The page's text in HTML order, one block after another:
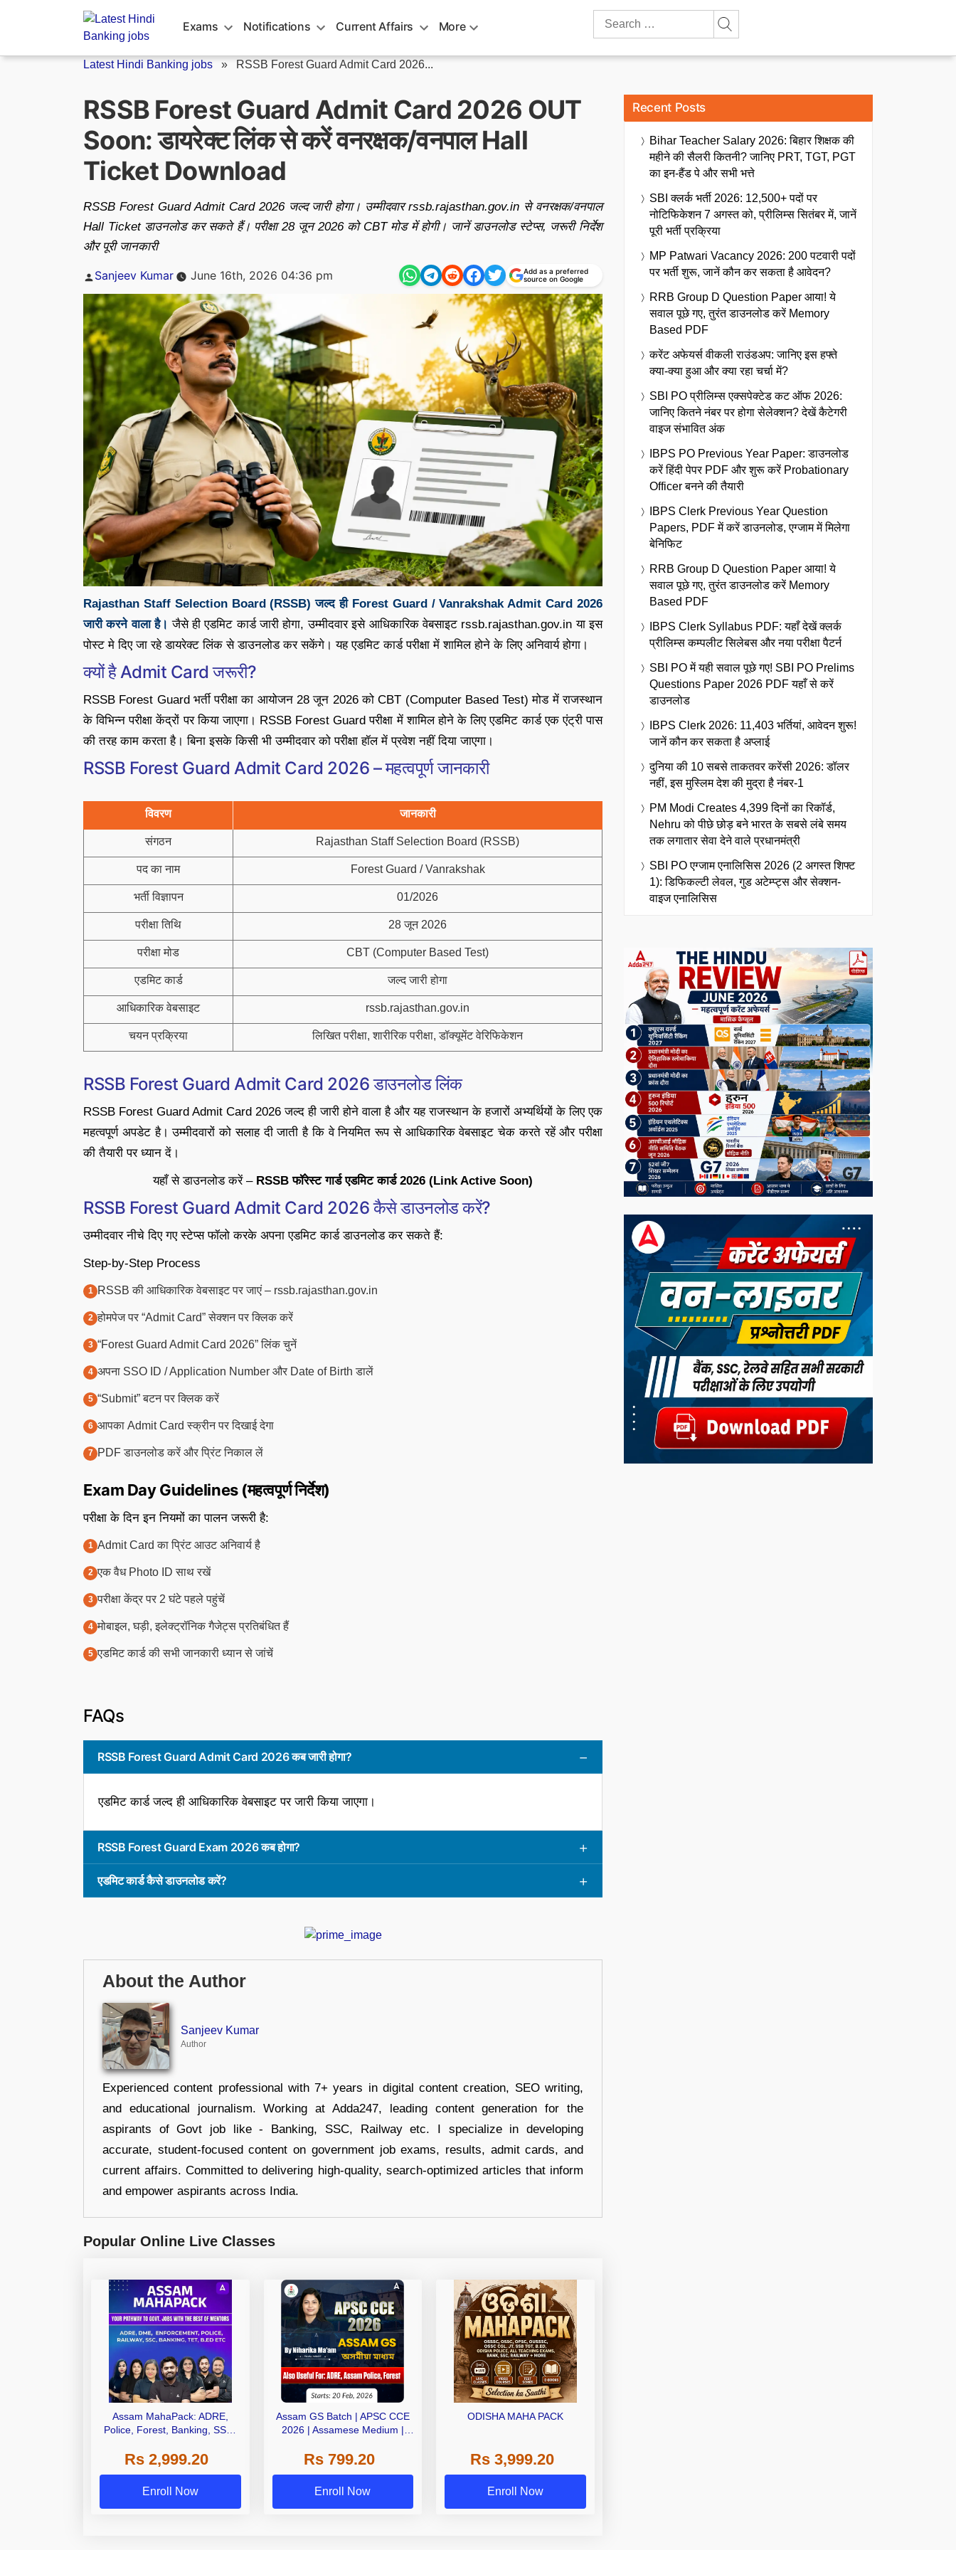
Exams Notifications Current Affairs More
Search
Latest Hindi Banking jobs » RSSB Forest Guard Admit Card 2026...
RSSB Forest Guard Admit Card 2026 OUT
Soon: डायरेक्ट लिंक से करें वनरक्षक/वनपाल Hall
Ticket Download
RSSB Forest Guard Admit Card 2026 जल्द जारी होगा। उम्मीदवार rssb.rajasthan.gov.in से वनरक्षक/वनपाल
Hall Ticket डाउनलोड कर सकते हैं। परीक्षा 28 जून 2026 को CBT मोड में होगी। जानें डाउनलोड स्टेप्स, जरूरी निर्देश
और पूरी जानकारी
Posted
Sanjeev Kumar June 16th, 2026 04:36 pm
Add as a preferred
source on Google
Rajasthan Staff Selection Board (RSSB) जल्द ही Forest Guard / Vanrakshak Admit Card 2026
जारी करने वाला है।जैसे ही एडमिट कार्ड जारी होगा, उम्मीदवार इसे आधिकारिक वेबसाइट rssb.rajasthan.gov.in या इस
पोस्ट मे दिए जा रहे डायरेक्ट लिंक से डाउनलोड कर सकेंगे। यह एडमिट कार्ड परीक्षा में शामिल होने के लिए अनिवार्य होगा।
क्यों है Admit Card जरूरी?
RSSB Forest Guard भर्ती परीक्षा का आयोजन 28 जून 2026 को CBT (Computer Based Test) मोड में राजस्थान
के विभिन्न परीक्षा केंद्रों पर किया जाएगा। RSSB Forest Guard परीक्षा में शामिल होने के लिए एडमिट कार्ड एक एंट्री पास
की तरह काम करता है। बिना इसके किसी भी उम्मीदवार को परीक्षा हॉल में प्रवेश नहीं दिया जाएगा।
RSSB Forest Guard Admit Card 2026 – महत्वपूर्ण जानकारी
विवरण जानकारी
संगठन Rajasthan Staff Selection Board (RSSB)
पद का नाम Forest Guard / Vanrakshak
भर्ती विज्ञापन 01/2026
परीक्षा तिथि 28 जून 2026
परीक्षा मोड CBT (Computer Based Test)
एडमिट कार्ड जल्द जारी होगा
आधिकारिक वेबसाइट rssb.rajasthan.gov.in
चयन प्रक्रिया लिखित परीक्षा, शारीरिक परीक्षा, डॉक्यूमेंट वेरिफिकेशन
RSSB Forest Guard Admit Card 2026 डाउनलोड लिंक
RSSB Forest Guard Admit Card 2026 जल्द ही जारी होने वाला है और यह राजस्थान के हजारों अभ्यर्थियों के लिए एक
महत्वपूर्ण अपडेट है। उम्मीदवारों को सलाह दी जाती है कि वे नियमित रूप से आधिकारिक वेबसाइट चेक करते रहें और परीक्षा
की तैयारी पर ध्यान दें।
यहाँ से डाउनलोड करें – RSSB फॉरेस्ट गार्ड एडमिट कार्ड 2026 (Link Active Soon)
RSSB Forest Guard Admit Card 2026 कैसे डाउनलोड करें?
उम्मीदवार नीचे दिए गए स्टेप्स फॉलो करके अपना एडमिट कार्ड डाउनलोड कर सकते हैं:
Step-by-Step Process
RSSB की आधिकारिक वेबसाइट पर जाएं – rssb.rajasthan.gov.in
होमपेज पर “Admit Card” सेक्शन पर क्लिक करें
“Forest Guard Admit Card 2026” लिंक चुनें
अपना SSO ID / Application Number और Date of Birth डालें
“Submit” बटन पर क्लिक करें
आपका Admit Card स्क्रीन पर दिखाई देगा
PDF डाउनलोड करें और प्रिंट निकाल लें
Exam Day Guidelines (महत्वपूर्ण निर्देश)
परीक्षा के दिन इन नियमों का पालन जरूरी है:
Admit Card का प्रिंट आउट अनिवार्य है
एक वैध Photo ID साथ रखें
परीक्षा केंद्र पर 2 घंटे पहले पहुंचें
मोबाइल, घड़ी, इलेक्ट्रॉनिक गैजेट्स प्रतिबंधित हैं
एडमिट कार्ड की सभी जानकारी ध्यान से जांचें
FAQs
RSSB Forest Guard Admit Card 2026 कब जारी होगा?
एडमिट कार्ड जल्द ही आधिकारिक वेबसाइट पर जारी किया जाएगा।
RSSB Forest Guard Exam 2026 कब होगा?
एडमिट कार्ड कैसे डाउनलोड करें?
About the Author
Sanjeev Kumar
Author
Experienced content professional with 7+ years in digital content creation, SEO writing,
and educational journalism. Working at Adda247, leading content generation for the
aspirants of Govt job like - Banking, SSC, Railway etc. I specialize in developing
accurate, student-focused content on government job exams, results, admit cards, and
current affairs. Committed to delivering high-quality, search-optimized articles that inform
and empower aspirants across India.
Popular Online Live Classes
Assam MahaPack: ADRE,
Police, Forest, Banking, SSC,
Govt Exams.
Rs 2,999.20
Enroll Now
Assam GS Batch | APSC CCE
2026 | Assamese Medium |
247
Rs 799.20
Enroll Now
ODISHA MAHA PACK
Rs 3,999.20
Enroll Now
Recent Posts
Bihar Teacher Salary 2026: बिहार शिक्षक की
महीने की सैलरी कितनी? जानिए PRT, TGT, PGT
का इन-हैंड पे और सभी भत्ते
SBI क्लर्क भर्ती 2026: 12,500+ पदों पर
नोटिफिकेशन 7 अगस्त को, प्रीलिम्स सितंबर में, जानें
पूरी भर्ती प्रक्रिया
MP Patwari Vacancy 2026: 200 पटवारी पदों
पर भर्ती शुरू, जानें कौन कर सकता है आवेदन?
RRB Group D Question Paper आया! ये
सवाल पूछे गए, तुरंत डाउनलोड करें Memory
Based PDF
करेंट अफेयर्स वीकली राउंडअप: जानिए इस हफ्ते
क्या-क्या हुआ और क्या रहा चर्चा में?
SBI PO प्रीलिम्स एक्सपेक्टेड कट ऑफ 2026:
जानिए कितने नंबर पर होगा सेलेक्शन? देखें कैटेगरी
वाइज संभावित अंक
IBPS PO Previous Year Paper: डाउनलोड
करें हिंदी पेपर PDF और शुरू करें Probationary
Officer बनने की तैयारी
IBPS Clerk Previous Year Question
Papers, PDF में करें डाउनलोड, एग्जाम में मिलेगा
बेनिफिट
RRB Group D Question Paper आया! ये
सवाल पूछे गए, तुरंत डाउनलोड करें Memory
Based PDF
IBPS Clerk Syllabus PDF: यहाँ देखें क्लर्क
प्रीलिम्स कम्पलीट सिलेबस और नया परीक्षा पैटर्न
SBI PO में यही सवाल पूछे गए! SBI PO Prelims
Questions Paper 2026 PDF यहाँ से करें
डाउनलोड
IBPS Clerk 2026: 11,403 भर्तियां, आवेदन शुरू!
जानें कौन कर सकता है अप्लाई
दुनिया की 10 सबसे ताकतवर करेंसी 2026: डॉलर
नहीं, इस मुस्लिम देश की मुद्रा है नंबर-1
PM Modi Creates 4,399 दिनों का रिकॉर्ड,
Nehru को पीछे छोड़ बने भारत के सबसे लंबे समय
तक लगातार सेवा देने वाले प्रधानमंत्री
SBI PO एग्जाम एनालिसिस 2026 (2 अगस्त शिफ्ट
1): डिफिकल्टी लेवल, गुड अटेम्प्ट्स और सेक्शन-
वाइज एनालिसिस